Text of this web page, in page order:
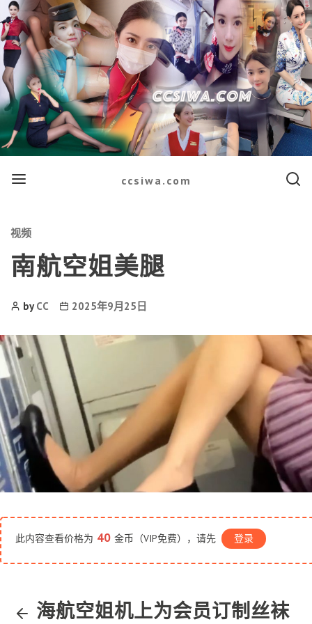
Menu ccsiwa.com Search
Categories
视频
南航空姐美腿
PostbyCC
Post2025年9月25日
此内容查看价格为 40 金币（VIP免费），请先 登录
海航空姐机上为会员订制丝袜